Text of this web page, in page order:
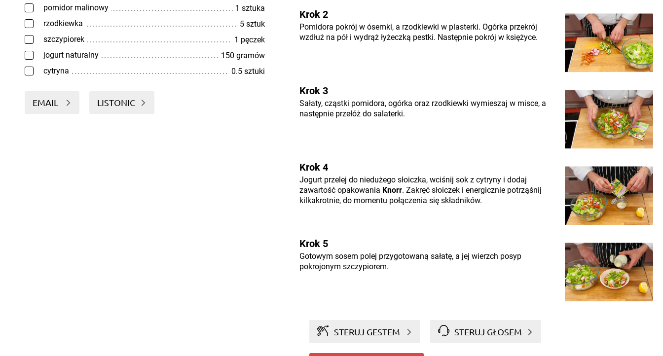
pomidor malinowy
1 sztuka
rzodkiewka
5 sztuk
szczypiorek
1 pęczek
jogurt naturalny
150 gramów
cytryna
0.5 sztuki
EMAIL LISTONIC
Krok 2
Pomidora pokrój w ósemki, a rzodkiewki w plasterki. Ogórka przekrój
wzdłuż na pół i wydrąż łyżeczką pestki. Następnie pokrój w księżyce.
Krok 3
Sałaty, cząstki pomidora, ogórka oraz rzodkiewki wymieszaj w misce, a
następnie przełóż do salaterki.
Krok 4
Jogurt przelej do niedużego słoiczka, wciśnij sok z cytryny i dodaj
zawartość opakowania Knorr. Zakręć słoiczek i energicznie potrząśnij
kilkakrotnie, do momentu połączenia się składników.
Krok 5
Gotowym sosem polej przygotowaną sałatę, a jej wierzch posyp
pokrojonym szczypiorem.
STERUJ GESTEM STERUJ GŁOSEM